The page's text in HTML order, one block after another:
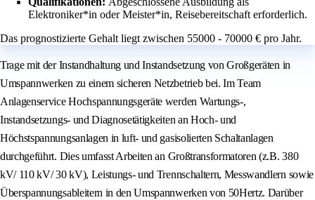
Elektroniker*in oder Meister*in, Reisebereitschaft erforderlich.
Das prognostizierte Gehalt liegt zwischen 55000 - 70000 € pro Jahr.
Trage mit der Instandhaltung und Instandsetzung von Großgeräten in
Umspannwerken zu einem sicheren Netzbetrieb bei. Im Team
Anlagenservice Hochspannungsgeräte werden Wartungs-,
Instandsetzungs- und Diagnosetätigkeiten an Hoch‑ und
Höchstspannungsanlagen in luft‑ und gasisolierten Schaltanlagen
durchgeführt. Dies umfasst Arbeiten an Großtransformatoren (z.B. 380
kV/ 110 kV/ 30 kV), Leistungs‑ und Trennschaltern, Messwandlern sowie
Überspannungsableitern in den Umspannwerken von 50Hertz. Darüber